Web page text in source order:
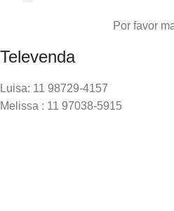
Por favor
Televenda
Luisa: 11 98729-4157
Melissa : 11 97038-5915